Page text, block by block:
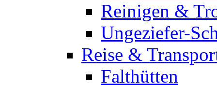
Reinigen &
Ungeziefer-
Reise &
Falthütten